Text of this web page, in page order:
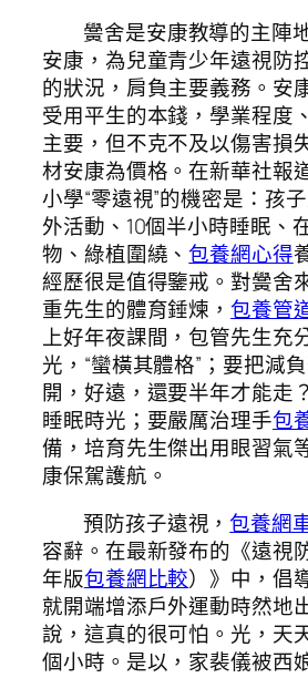
黌舍是安康教導的主陣
安康，為兒童青少年遠視防
的狀況，肩負主要義務。安
受用平生的本錢，學業程度
主要，但不克不及以傷害損
材安康為價格。在新華社報
小學“零遠視”的機密是：孩
外活動、10個半小時睡眠、
物、綠植圍繞、包養網心得
經歷很是值得鑒戒。對黌舍
重先生的體育錘煉，包養管
上好年夜課間，包管先生充
光，“蠻橫其體格”；要把減
開，好遠，還要半年才能走
睡眠時光；要嚴厲治理手包
備，培育先生傑出用眼習氣
康保駕護航。
預防孩子遠視，包養網
容辭。在最新發布的《遠視
年版包養網比較）》中，倡
就開端增添戶外運動時然地
說，這真的很可怕。光，天
個小時。是以，家裴儀被西